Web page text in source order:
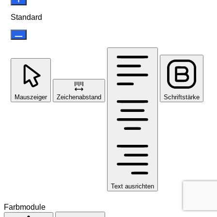
Standard
Mauszeiger Zeichenabstand
Text ausrichten
Schriftstärke
Farbmodule